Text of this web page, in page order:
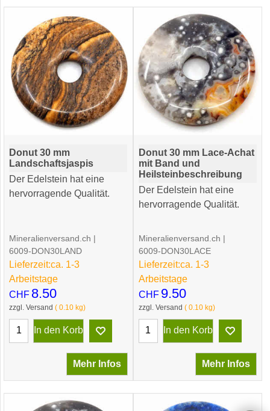
Donut 30 mm
Landschaftsjaspis
Der Edelstein hat eine
hervorragende Qualität.
CHF 8.50
zzgl. Versand 0.10 kg
Mineralienversand.ch
6009-DON30LAND
Lieferzeit:ca. 1-3
Arbeitstage
In den Korb
Mehr Infos
Donut 30 mm Lace-Achat
mit Band und
Heilsteinbeschreibung
Der Edelstein hat eine
hervorragende Qualität.
CHF 9.50
zzgl. Versand 0.10kg
Mineralienversand.ch
6009-DON30LACE
Lieferzeit:ca. 1-3
Arbeitstage
In den Korb
Mehr Infos